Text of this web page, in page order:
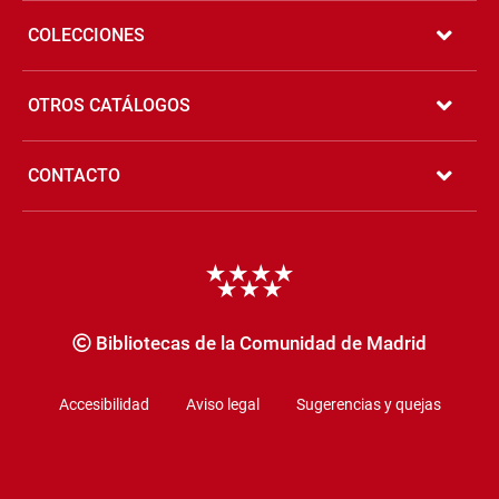
COLECCIONES
OTROS CATÁLOGOS
CONTACTO
Bibliotecas de la Comunidad de Madrid
Accesibilidad Aviso legal Sugerencias y quejas